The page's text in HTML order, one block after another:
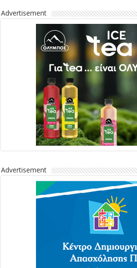
Advertisement
Advertisement